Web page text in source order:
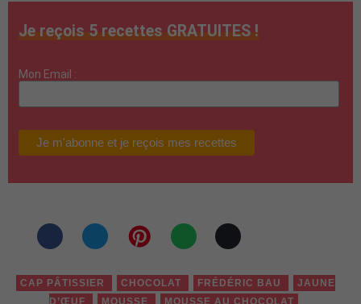
Je reçois 5 recettes GRATUITES !
Mon Email :
CAP PÂTISSIER CHOCOLAT FRÉDÉRIC BAU
JAUNE
D’ŒUF
MOUSSE MOUSSE AU CHOCOLAT